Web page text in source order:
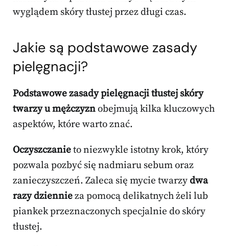
wyglądem skóry tłustej przez długi czas.
Jakie są podstawowe zasady
pielęgnacji?
Podstawowe zasady pielęgnacji tłustej skóry
twarzy u mężczyznobejmują kilka kluczowych
aspektów, które warto znać.
Oczyszczanieto niezwykle istotny krok, który
pozwala pozbyć się nadmiaru sebum oraz
zanieczyszczeń. Zaleca się mycie twarzydwa
razy dziennieza pomocą delikatnych żeli lub
piankek przeznaczonych specjalnie do skóry
tłustej.